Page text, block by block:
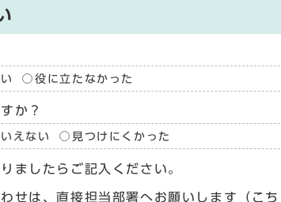
役に立たなかった
か？
えない 見つけにくかった
ましたらご記入ください。
せは、直接担当部署へお願いします（こ